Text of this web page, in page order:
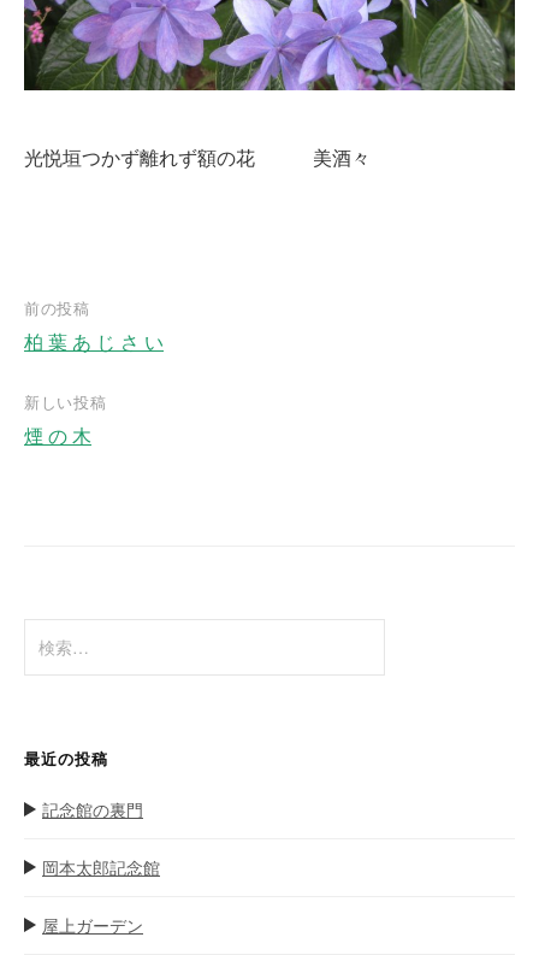
光悦垣つかず離れず額の花 美酒々
稿
ナ
ョ
ン
前の投稿
柏 葉 あ じ さ い
新しい投稿
煙 の 木
索
最近の投稿
記念館の裏門
岡本太郎記念館
屋上ガーデン